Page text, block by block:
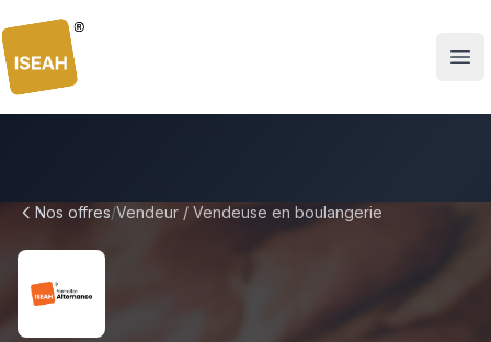
Nos offres/Vendeur / Vendeuse en boulangerie